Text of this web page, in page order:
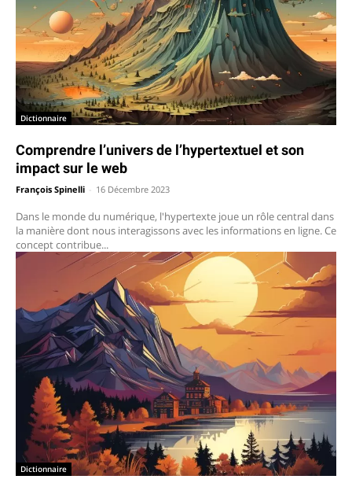
Dictionnaire
Comprendre l’univers de l’hypertextuel et son
impact sur le web
François Spinelli 16 Décembre 2023
Dans le monde du numérique, l'hypertexte joue un rôle central dans
la manière dont nous interagissons avec les informations en ligne. Ce
concept contribue...
Dictionnaire